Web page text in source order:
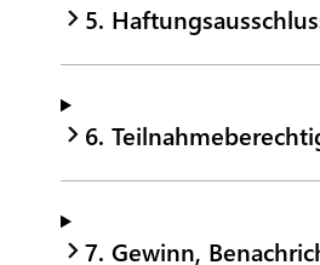
5.
6.
7. Gewinn,